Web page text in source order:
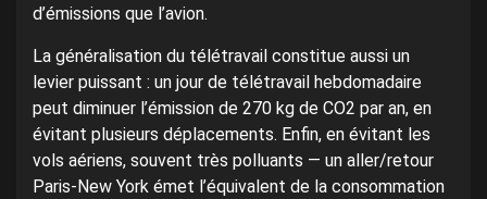
d’émissions que l’avion.
La généralisation du télétravail constitue aussi un
levier puissant : un jour de télétravail hebdomadaire
peut diminuer l’émission de 270 kg de CO2 par an, en
évitant plusieurs déplacements. Enfin, en évitant les
vols aériens, souvent très polluants — un aller/retour
Paris-New York émet l’équivalent de la consommation